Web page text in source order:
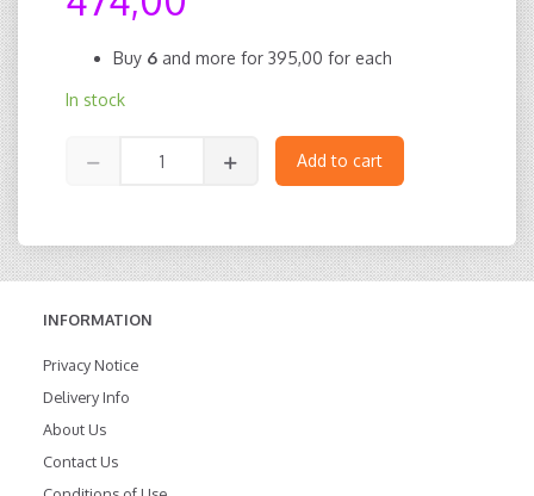
Buy 6 and more for 395,00 for each
In stock
Add to cart
INFORMATION
Privacy Notice
Delivery Info
About Us
Contact Us